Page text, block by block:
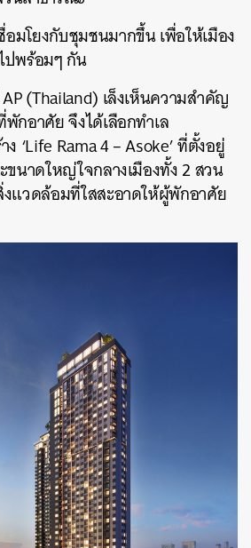
อมโยงกับชุมชนมากขึ้น เพื่อให้เมือง
ปพร้อมๆ กัน
(Thailand) เล็งเห็นความสำคัญ
กอาศัย จึงได้เลือกทำเล
ง ‘Life Rama 4 – Asoke’ที่ตั้งอยู่
ขนาดใหญ่ใจกลางเมืองทั้ง 2 สวน
แวดล้อมที่ใสสะอาดให้ผู้พักอาศัย